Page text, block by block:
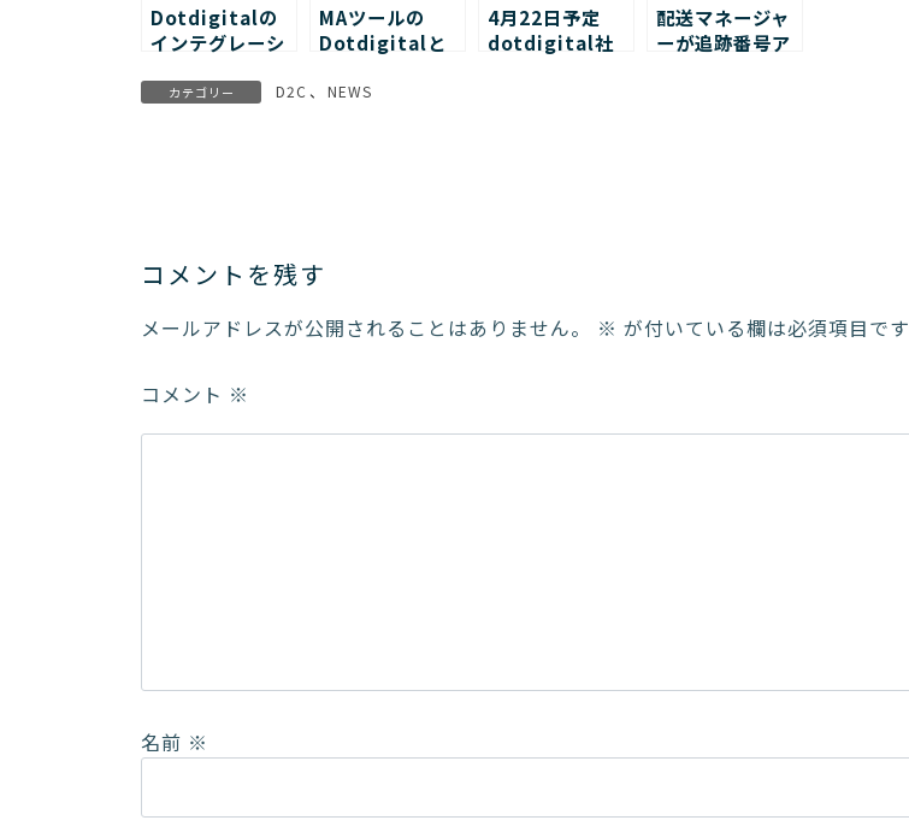
Dotdigitalの
インテグレーシ
に選出されまし
MAツールの
Dotdigitalと
ました！
4月22日予定
dotdigital社
配送マネージャ
ーが追跡番号ア
カテゴリー D2C 、 NEWS
コメントを残す
メールアドレスが公開されることはありません。 ※ が付いている欄は必須項目です
コメント ※
名前 ※